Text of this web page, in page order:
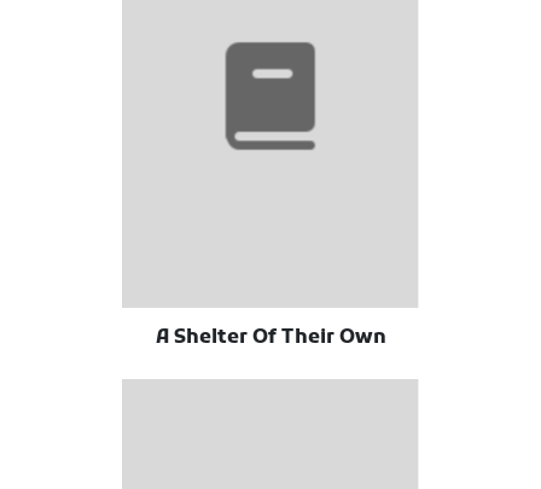
A Shelter Of Their Own